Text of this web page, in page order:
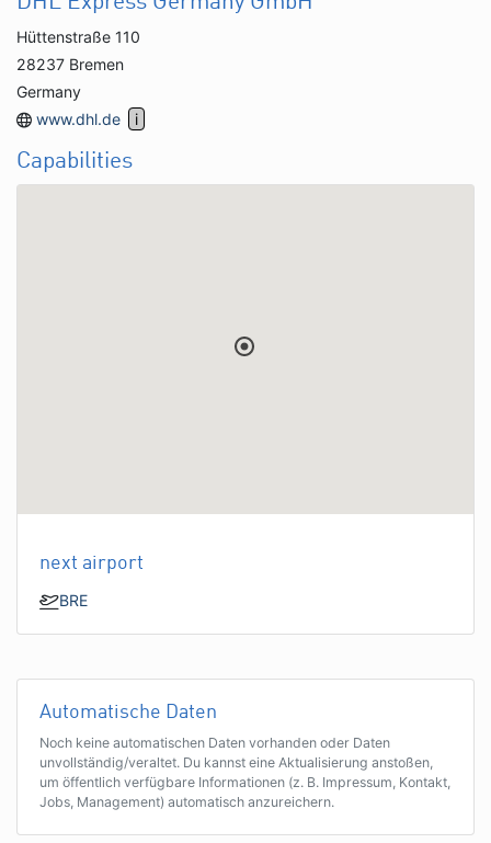
Hüttenstraße 110
28237 Bremen
Germany
www.dhl.de
Capabilities
next airport
BRE
Automatische Daten
Noch keine automatischen Daten vorhanden oder Daten
unvollständig/veraltet. Du kannst eine Aktualisierung anstoßen,
um öffentlich verfügbare Informationen (z. B. Impressum, Kontakt,
Jobs, Management) automatisch anzureichern.